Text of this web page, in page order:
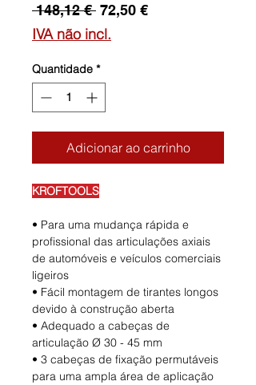
148,12 € Preço
normal
72,50 €Preço
IVA não incl.
Quantidade *
Adicionar ao carrinho
KROFTOOLS
• Para uma mudança rápida e
profissional das articulações axiais
de automóveis e veículos comerciais
ligeiros
• Fácil montagem de tirantes longos
devido à construção aberta
• Adequado a cabeças de
articulação Ø 30 - 45 mm
• 3 cabeças de fixação permutáveis
para uma ampla área de aplicação